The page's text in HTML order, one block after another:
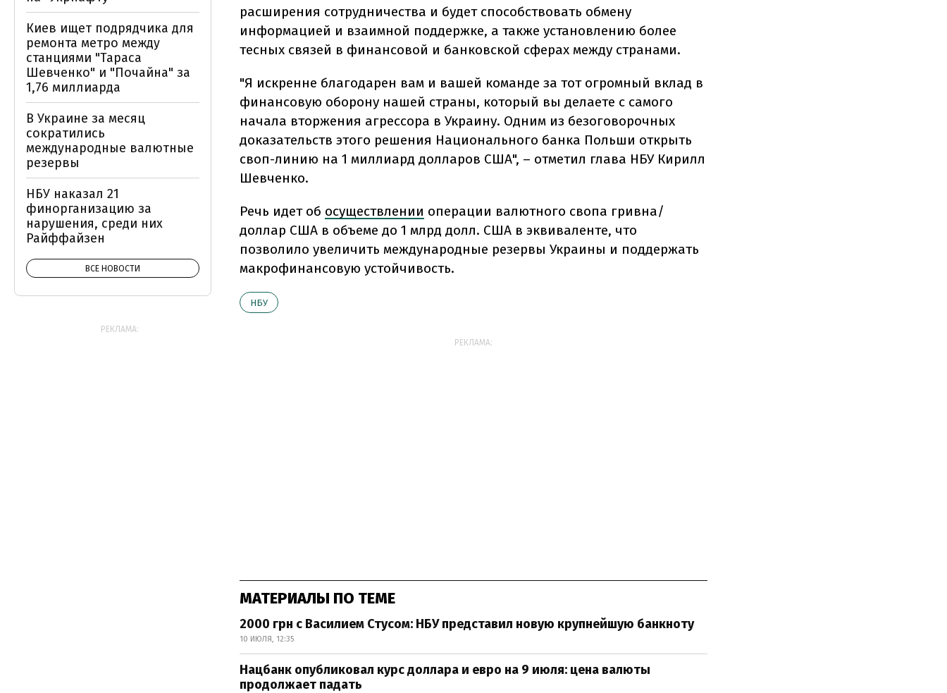
расширения сотрудничества и будет способствовать обмену
информацией и взаимной поддержке, а также установлению более
тесных связей в финансовой и банковской сферах между странами.
"Я искренне благодарен вам и вашей команде за тот огромный вклад в
финансовую оборону нашей страны, который вы делаете с самого
начала вторжения агрессора в Украину. Одним из безоговорочных
доказательств этого решения Национального банка Польши открыть
своп-линию на 1 миллиард долларов США", – отметил глава НБУ Кирилл
Шевченко.
Речь идет об осуществлении операции валютного свопа гривна/
доллар США в объеме до 1 млрд долл. США в эквиваленте, что
позволило увеличить международные резервы Украины и поддержать
макрофинансовую устойчивость.
НБУ
РЕКЛАМА:
МАТЕРИАЛЫ ПО ТЕМЕ
2000 грн с Василием Стусом: НБУ представил новую крупнейшую банкноту
10 ИЮЛЯ, 12:35
Нацбанк опубликовал курс доллара и евро на 9 июля: цена валюты
продолжает падать
Киев ищет подрядчика для
ремонта метро между
станциями "Тараса
Шевченко" и "Почайна" за
1,76 миллиарда
В Украине за месяц
сократились
международные валютные
резервы
НБУ наказал 21
финорганизацию за
нарушения, среди них
Райффайзен
ВСЕ НОВОСТИ
РЕКЛАМА: